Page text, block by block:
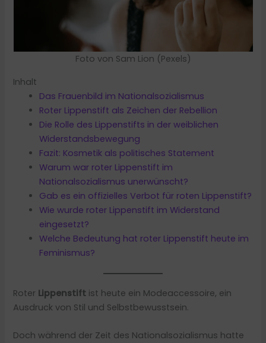
Foto von Sam Lion (Pexels)
Inhalt
Das Frauenbild im Nationalsozialismus
Roter Lippenstift als Zeichen der Rebellion
Die Rolle des Lippenstifts in der weiblichen
Widerstandsbewegung
Fazit: Kosmetik als politisches Statement
Warum war roter Lippenstift im
Nationalsozialismus unerwünscht?
Gab es ein offizielles Verbot für roten Lippenstift?
Wie wurde roter Lippenstift im Widerstand
eingesetzt?
Welche Bedeutung hat roter Lippenstift heute im
Feminismus?
Roter Lippenstift ist heute ein Modeaccessoire, ein
Ausdruck von Stil und Selbstbewusstsein.
Doch während der Zeit des Nationalsozialismus hatte